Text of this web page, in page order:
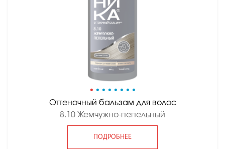
• • • • • • • •
Оттеночный бальзам для волос
8.10 Жемчужно-пепельный
ПОДРОБНЕЕ